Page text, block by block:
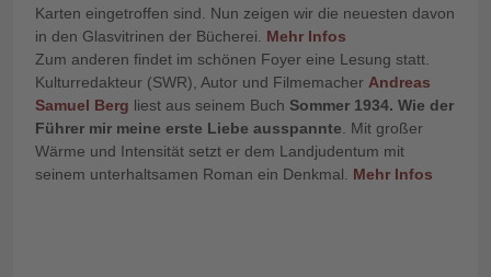
Karten eingetroffen sind. Nun zeigen wir die neuesten davon
in den Glasvitrinen der Bücherei. Mehr Infos
Zum anderen findet im schönen Foyer eine Lesung statt.
Kulturredakteur (SWR), Autor und Filmemacher Andreas
Samuel Berg liest aus seinem Buch Sommer 1934. Wie der
Führer mir meine erste Liebe ausspannte . Mit großer
Wärme und Intensität setzt er dem Landjudentum mit
seinem unterhaltsamen Roman ein Denkmal. Mehr Infos